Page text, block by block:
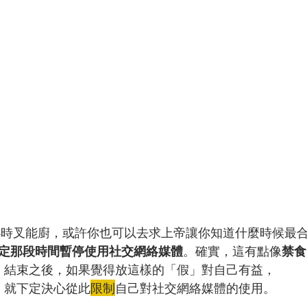
叉能廚，或許你也可以去求上帝讓你知道什麼時候最
那段時間暫停使用社交網絡媒體。確實，這有點像禁食
結束之後，如果覺得放這樣的「假」對自己有益，
就下定決心從此限制自己對社交網絡媒體的使用。